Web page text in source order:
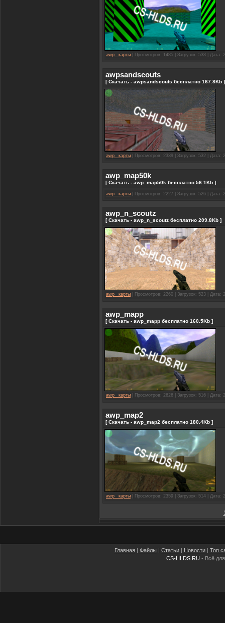
awp_ карты | Просмотров: 1485 | Загрузок: 533 | Дата:
awpsandscouts
[ Скачать - awpsandscouts бесплатно 167.8Kb ]
awp_ карты | Просмотров: 2339 | Загрузок: 532 | Дата:
awp_map50k
[ Скачать - awp_map50k бесплатно 56.1Kb ]
awp_ карты | Просмотров: 2227 | Загрузок: 526 | Дата:
awp_n_scoutz
[ Скачать - awp_n_scoutz бесплатно 209.8Kb ]
awp_ карты | Просмотров: 2260 | Загрузок: 523 | Дата:
awp_mapp
[ Скачать - awp_mapp бесплатно 160.5Kb ]
awp_ карты | Просмотров: 2626 | Загрузок: 516 | Дата:
awp_map2
[ Скачать - awp_map2 бесплатно 180.4Kb ]
awp_ карты | Просмотров: 2359 | Загрузок: 514 | Дата:
Главная| Файлы | Статьи| Новости| Топ
CS-HLDS.RU - Всё